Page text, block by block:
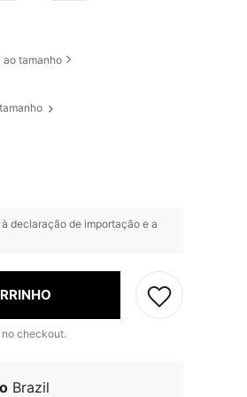
ao tamanho
declaração de importação e a
checkout.
Brazil